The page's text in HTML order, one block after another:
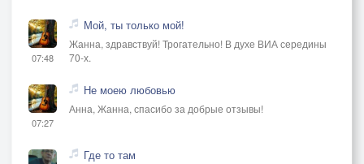
07:48
Мой, ты только мой!
Жанна, здравствуй! Трогательно! В духе ВИА середины
70-х.
07:27
Не моею любовью
Анна, Жанна, спасибо за добрые отзывы!
Где то там